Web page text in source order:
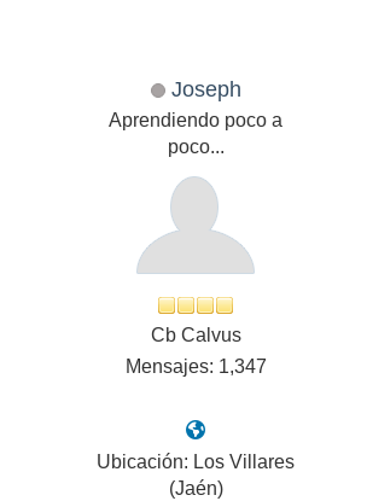
Joseph
Aprendiendo poco a
poco...
Cb Calvus
Mensajes: 1,347
Ubicación: Los Villares
(Jaén)